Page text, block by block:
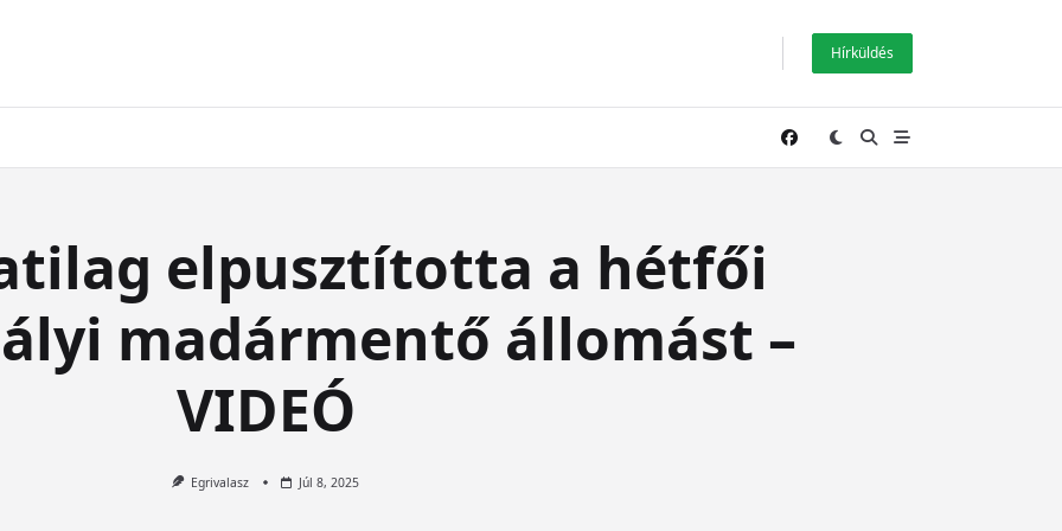
Hírküldés
elpusztította a hétfői
madármentő állomást –
VIDEÓ
Egrivalasz Júl 8, 2025